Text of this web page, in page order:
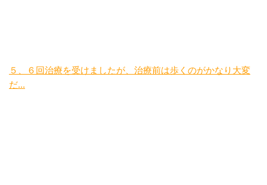
５、６回治療を受けましたが、治療前は歩くのがかなり大変
だ...